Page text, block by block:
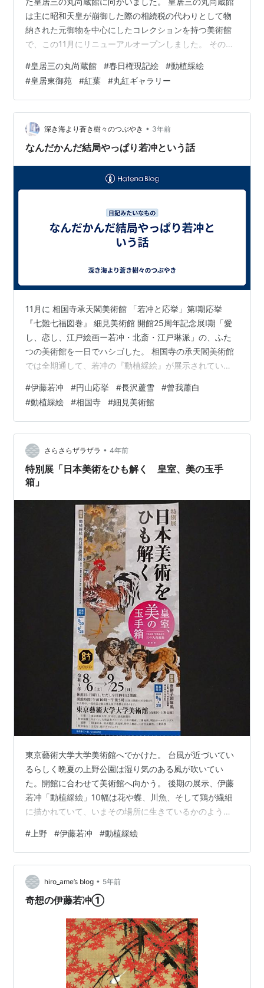
は主に昭和天皇が崩御した際の相続税の代わりとして物
納された元御物を中心にしたコレクションを持つ美術館
で、この11月にリニューアルオープンしました。 そのリ
すが、若冲さんが撮影可能という話が広まったせいなの
か連日の大混雑で、日時指定券の予約を開始すると2日程
度で完売してしまう勢いでして……。 本来、外国人観光
客の方が東京で手軽に日本を味わえる場所として人気な
皇居東御苑の中にあるのですから、インバウンドの方が
予約なしで入れる場所にならんといかん…
#皇居三の丸尚蔵館 #春日権現記絵 #動植綵絵
#皇居東御苑 #紅葉 #丸紅ギャラリー
深き海より蒼き樹々のつぶやき • 3年前
なんだかんだ結局やっぱり若冲という話
11月に 相国寺承天閣美術館 「若冲と応挙」第I期応挙
『七難七福図巻』 細見美術館 開館25周年記念展I期「愛
し、恋し、江戸絵画ー若冲・北斎・江戸琳派」の、ふた
つの美術館を一日でハシゴした。 相国寺の承天閣美術館
では全期通して、若冲の『動植綵絵』が展示されてい
おり、現在は宮内庁の所蔵となり、国宝認定されてい
る。2023年11月3日から宮内庁の三の丸尚蔵館が一部リ
ニューアルオープンされ、そちらで本物の『動植綵絵』
の一部が公開されていることでも耳目を集めた）相国寺
ではレプリカとは言え『動植綵絵』全30幅と、釈迦三尊
図が一堂に公開されている。どう…
#伊藤若冲 #円山応挙 #長沢蘆雪 #曾我蕭白
#動植綵絵 #相国寺 #細見美術館
さらさらザラザラ • 4年前
特別展「日本美術をひも解く 皇室、美の玉手
箱」
東京藝術大学大学美術館へでかけた。 台風が近づいてい
るらしく晩夏の上野公園は湿り気のある風が吹いてい
た。開館に合わせて美術館へ向かう。 後期の展示、伊藤
若冲「動植綵絵」10幅は花や蝶、川魚、そして鶏が繊細
に描かれていて、いまその場所に生きているかのよう。
雄鶏図」。同展チケットにも登場している。 雄鶏は朝露
で輝くように赤い鶏冠、白、茶、黒色の羽根に艶があ
り、まぶしくかっこいい。傍らの向日葵には朝顔のツル
がからみ、ゆらゆら揺れているようだった。 「動植綵
絵」は江戸時代後期に伊藤若冲が約十年の歳月をかけて
# 上野 #伊藤若冲 #動植綵絵
hiro_ame’s blog • 5年前
奇想の伊藤若冲①